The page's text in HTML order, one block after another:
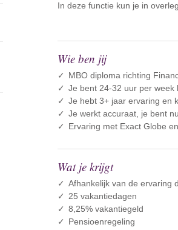
In deze functie kun je in
Wie ben jij
MBO diploma richting
Je bent 24-32 uur per week
Je hebt 3+ jaar ervaring en
Je werkt accuraat, je bent
Ervaring met Exact Globe
Wat je krijgt
Afhankelijk van de ervaring
25 vakantiedagen
8,25% vakantiegeld
Pensioenregeling